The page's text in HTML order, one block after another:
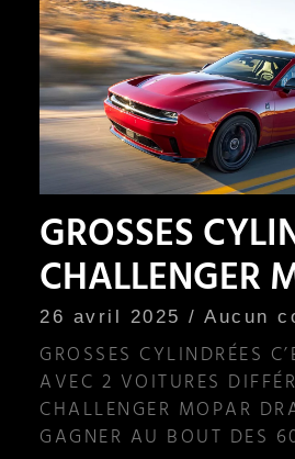
GROSSES
CHALLENGER
26 avril 2025 Aucun
GROSSES CYLINDRÉES
AVEC 2 VOITURES
CHALLENGER MOPAR
GAGNER AU BOUT DES